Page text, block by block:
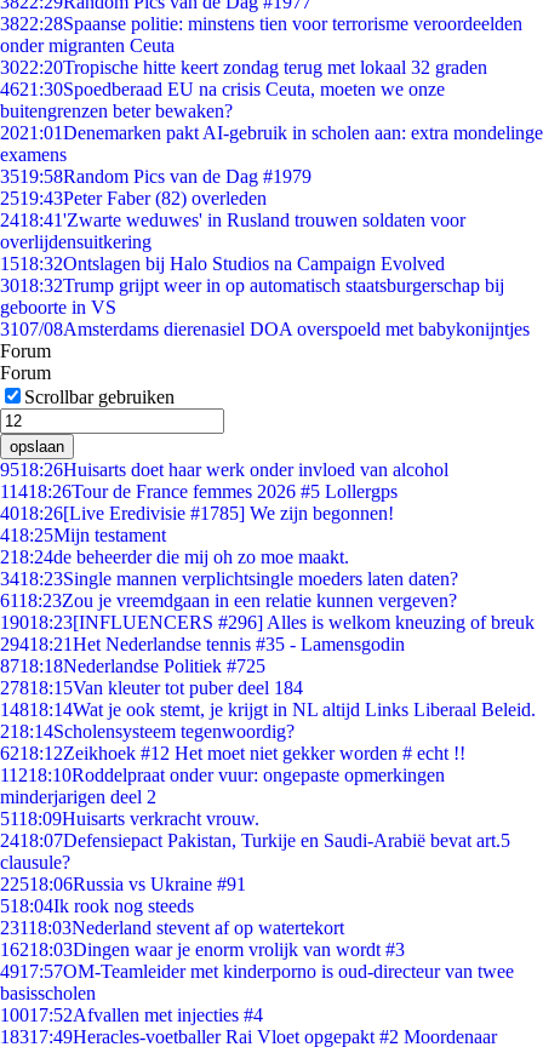
3822:28Spaanse politie: minstens tien voor terrorisme veroordeelden
onder migranten Ceuta
3022:20Tropische hitte keert zondag terug met lokaal 32 graden
4621:30Spoedberaad EU na crisis Ceuta, moeten we onze
buitengrenzen beter bewaken?
2021:01Denemarken pakt AI-gebruik in scholen aan: extra mondelinge
examens
3519:58Random Pics van de Dag #1979
2519:43Peter Faber (82) overleden
2418:41'Zwarte weduwes' in Rusland trouwen soldaten voor
overlijdensuitkering
1518:32Ontslagen bij Halo Studios na Campaign Evolved
3018:32Trump grijpt weer in op automatisch staatsburgerschap bij
geboorte in VS
3107/08Amsterdams dierenasiel DOA overspoeld met babykonijntjes
Forum
Forum
Scrollbar gebruiken
opslaan
9518:26Huisarts doet haar werk onder invloed van alcohol
11418:26Tour de France femmes 2026 #5 Lollergps
4018:26[Live Eredivisie #1785] We zijn begonnen!
418:25Mijn testament
218:24de beheerder die mij oh zo moe maakt.
3418:23Single mannen verplichtsingle moeders laten daten?
6118:23Zou je vreemdgaan in een relatie kunnen vergeven?
19018:23[INFLUENCERS #296] Alles is welkom kneuzing of breuk
29418:21Het Nederlandse tennis #35 - Lamensgodin
8718:18Nederlandse Politiek #725
27818:15Van kleuter tot puber deel 184
14818:14Wat je ook stemt, je krijgt in NL altijd Links Liberaal Beleid.
218:14Scholensysteem tegenwoordig?
6218:12Zeikhoek #12 Het moet niet gekker worden # echt !!
11218:10Roddelpraat onder vuur: ongepaste opmerkingen
minderjarigen deel 2
5118:09Huisarts verkracht vrouw.
2418:07Defensiepact Pakistan, Turkije en Saudi-Arabië bevat art.5
clausule?
22518:06Russia vs Ukraine #91
518:04Ik rook nog steeds
23118:03Nederland stevent af op watertekort
16218:03Dingen waar je enorm vrolijk van wordt #3
4917:57OM-Teamleider met kinderporno is oud-directeur van twee
basisscholen
10017:52Afvallen met injecties #4
18317:49Heracles-voetballer Rai Vloet opgepakt #2 Moordenaar